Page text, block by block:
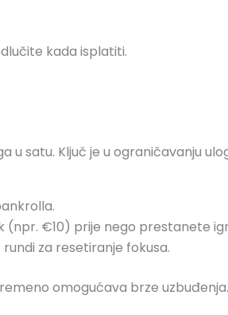
kada isplatiti.
u satu. Ključ je u ograničavanju
(npr. €10) prije nego prestanete
za resetiranje fokusa.
omogućava brze uzbuđenja.